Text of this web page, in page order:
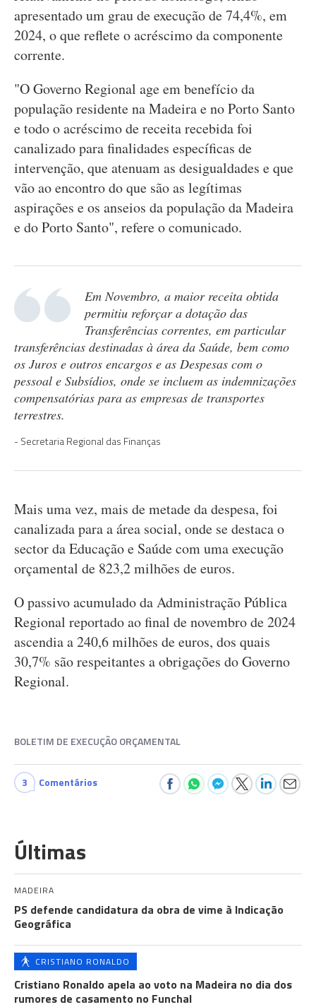
apresentado um grau de execução de 74,4%, em
2024, o que reflete o acréscimo da componente
corrente.
"O Governo Regional age em benefício da
população residente na Madeira e no Porto Santo
e todo o acréscimo de receita recebida foi
canalizado para finalidades específicas de
intervenção, que atenuam as desigualdades e que
vão ao encontro do que são as legítimas
aspirações e os anseios da população da Madeira
e do Porto Santo", refere o comunicado.
Em Novembro, a maior receita obtida
permitiu reforçar a dotação das
Transferências correntes, em particular
transferências destinadas à área da Saúde, bem como
os Juros e outros encargos e as Despesas com o
pessoal e Subsídios, onde se incluem as indemnizações
compensatórias para as empresas de transportes
terrestres.
Secretaria Regional das Finanças
Mais uma vez, mais de metade da despesa, foi
canalizada para a área social, onde se destaca o
sector da Educação e Saúde com uma execução
orçamental de 823,2 milhões de euros.
O passivo acumulado da Administração Pública
Regional reportado ao final de novembro de 2024
ascendia a 240,6 milhões de euros, dos quais
30,7% são respeitantes a obrigações do Governo
Regional.
BOLETIM DE EXECUÇÃO ORÇAMENTAL
3 Comentários
Últimas
MADEIRA
PS defende candidatura da obra de vime à Indicação
Geográfica
CRISTIANO RONALDO
Cristiano Ronaldo apela ao voto na Madeira no dia dos
rumores de casamento no Funchal